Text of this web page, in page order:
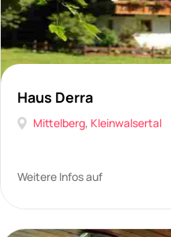
Haus Derra
Mittelberg, Kleinwalsertal
Weitere Infos auf